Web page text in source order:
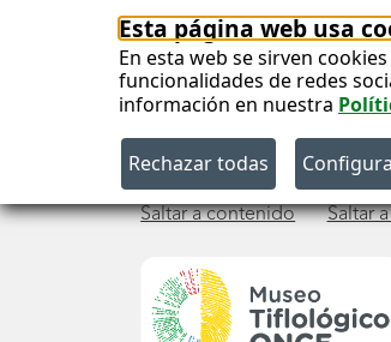
Esta página web usa
En esta web se sirven
funcionalidades de redes
información en nuestra
Saltar a contenido Saltar